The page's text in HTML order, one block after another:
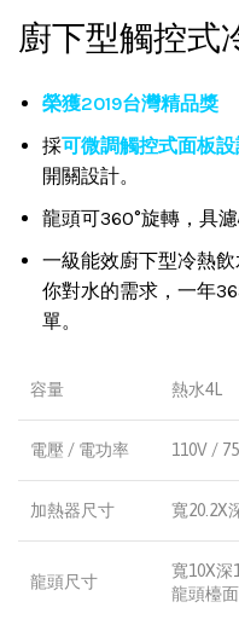
廚下型觸控式
榮獲2019台灣精品獎
採可微調觸控式面板
開關設計。
龍頭可360°旋轉，具
一級能效廚下型冷熱
你對水的需求，一年
單。
容量 熱水4L
電壓 / 電功率 110V /
加熱器尺寸 寬20.2X
龍頭尺寸
寬10X深
龍頭檯